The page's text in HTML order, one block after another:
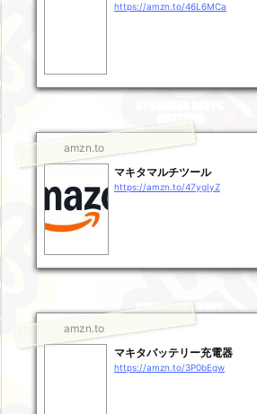
https://amzn.to/46L6MCa
amzn.to
マキタマルチツール
https://amzn.to/47ygIyZ
amzn.to
マキタバッテリー充電器
https://amzn.to/3P0bEgw